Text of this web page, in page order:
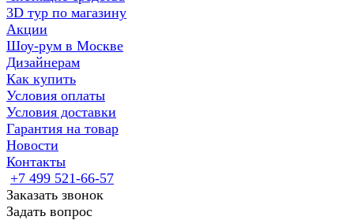
3D тур по магазину
Акции
Шоу-рум в Москве
Дизайнерам
Как купить
Условия оплаты
Условия доставки
Гарантия на товар
Новости
Контакты
+7 499 521-66-57
Заказать звонок
Задать вопрос